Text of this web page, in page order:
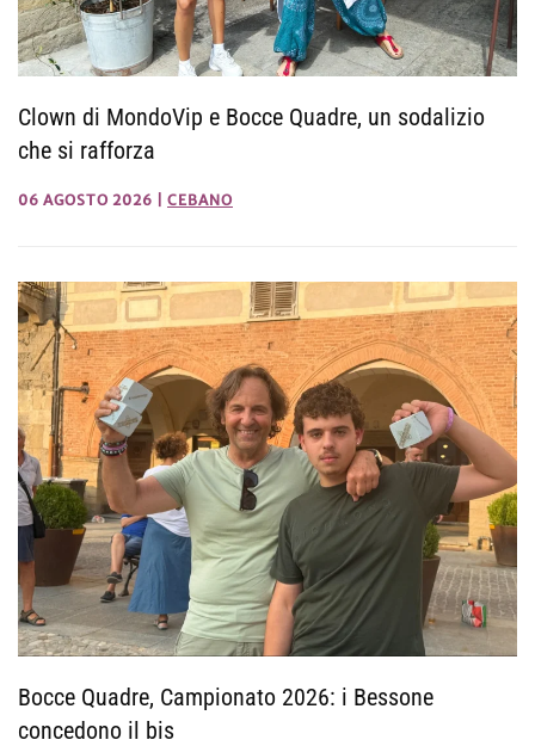
Clown di MondoVip e Bocce Quadre, un sodalizio
che si rafforza
06 AGOSTO 2026 CEBANO
Bocce Quadre, Campionato 2026: i Bessone
concedono il bis